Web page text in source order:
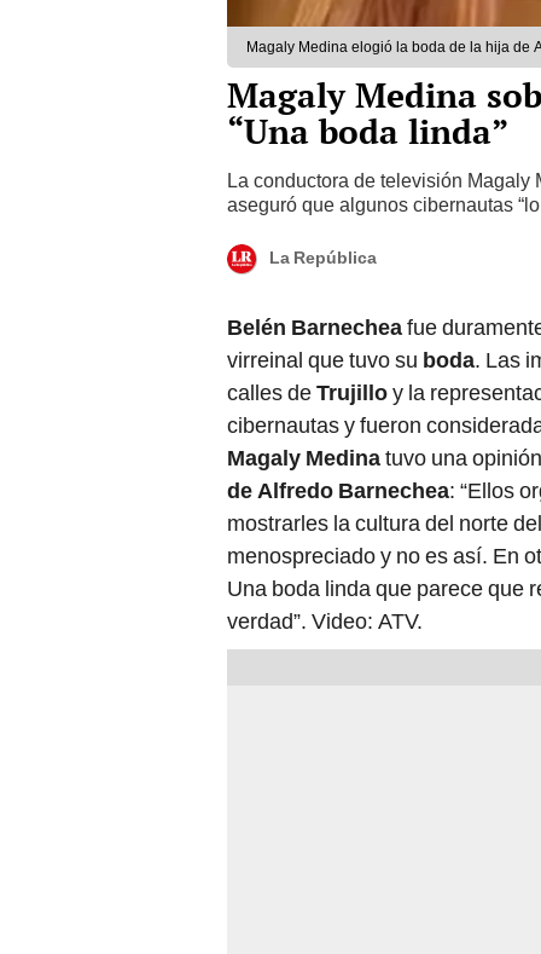
Magaly Medina elogió la boda de la hija de
Magaly Medina
“Una boda linda”
La conductora de televisión
aseguró que algunos cibernautas
La República
Belén Barnecheafue
virreinal que tuvo su boda. Las
calles deTrujilloy la
cibernautas y fueron
Magaly Medinatuvo una
de Alfredo Barnechea: “Ellos
mostrarles la cultura del norte
menospreciado y no es así. En
Una boda linda que parece que
verdad”. Video: ATV.